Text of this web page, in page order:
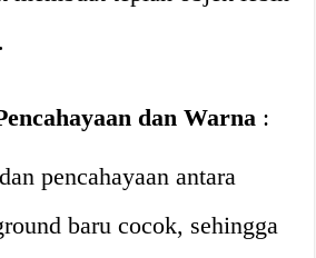
dan Warna :
pencahayaan antara
baru cocok, sehingga